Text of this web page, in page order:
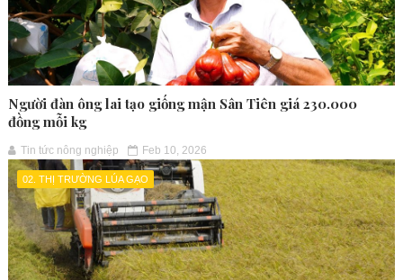
Người đàn ông lai tạo giống mận Sân Tiên giá 230.000
đồng mỗi kg
Tin tức nông nghiệp Feb 10, 2026
02. THỊ TRƯỜNG LÚA GẠO